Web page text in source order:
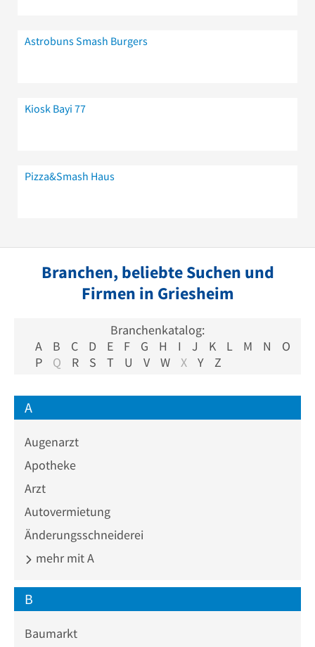
Astrobuns Smash Burgers
Kiosk Bayi 77
Pizza&Smash Haus
Branchen, beliebte Suchen und
Firmen in Griesheim
Branchenkatalog:
A
B C D E F G H I J K L M N
O
P
Q R S T U V W X Y Z
A
Augenarzt
Apotheke
Arzt
Autovermietung
Änderungsschneiderei
mehr mit A
B
Baumarkt